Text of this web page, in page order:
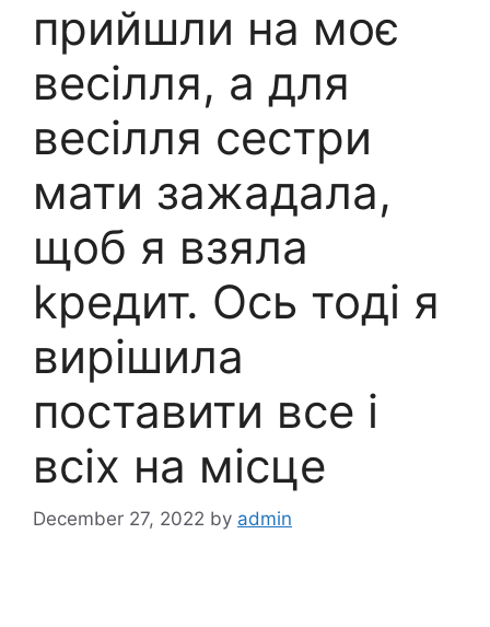
прийшли на моє
весілля, а для
весілля сестри
мати зажадала,
щоб я взяла
kредит. Ось тоді я
вирішила
поставити все і
всіх на місце
December 27, 2022 by admin